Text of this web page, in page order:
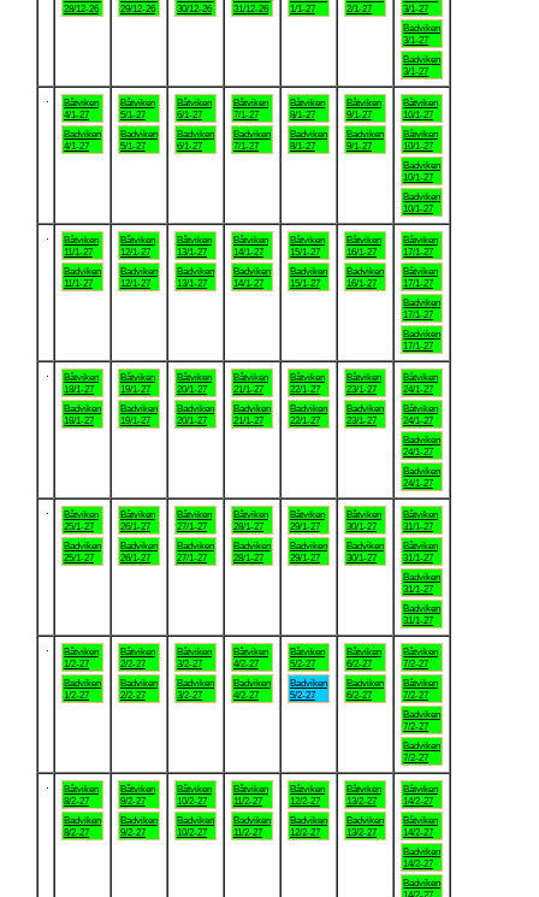
28/12-26
29/12-26
30/12-26
31/12-26
1/1-27
2/1-27
3/1-27
Badviken
3/1-27
Badviken
3/1-27
Båtviken
4/1-27
Badviken
4/1-27
Båtviken
5/1-27
Badviken
5/1-27
Båtviken
6/1-27
Badviken
6/1-27
Båtviken
7/1-27
Badviken
7/1-27
Båtviken
8/1-27
Badviken
8/1-27
Båtviken
9/1-27
Badviken
9/1-27
Båtviken
10/1-27
Båtviken
10/1-27
Badviken
10/1-27
Badviken
10/1-27
Båtviken
11/1-27
Badviken
11/1-27
Båtviken
12/1-27
Badviken
12/1-27
Båtviken
13/1-27
Badviken
13/1-27
Båtviken
14/1-27
Badviken
14/1-27
Båtviken
15/1-27
Badviken
15/1-27
Båtviken
16/1-27
Badviken
16/1-27
Båtviken
17/1-27
Båtviken
17/1-27
Badviken
17/1-27
Badviken
17/1-27
Båtviken
18/1-27
Badviken
18/1-27
Båtviken
19/1-27
Badviken
19/1-27
Båtviken
20/1-27
Badviken
20/1-27
Båtviken
21/1-27
Badviken
21/1-27
Båtviken
22/1-27
Badviken
22/1-27
Båtviken
23/1-27
Badviken
23/1-27
Båtviken
24/1-27
Båtviken
24/1-27
Badviken
24/1-27
Badviken
24/1-27
Båtviken
25/1-27
Badviken
25/1-27
Båtviken
26/1-27
Badviken
26/1-27
Båtviken
27/1-27
Badviken
27/1-27
Båtviken
28/1-27
Badviken
28/1-27
Båtviken
29/1-27
Badviken
29/1-27
Båtviken
30/1-27
Badviken
30/1-27
Båtviken
31/1-27
Båtviken
31/1-27
Badviken
31/1-27
Badviken
31/1-27
Båtviken
1/2-27
Badviken
1/2-27
Båtviken
2/2-27
Badviken
2/2-27
Båtviken
3/2-27
Badviken
3/2-27
Båtviken
4/2-27
Badviken
4/2-27
Båtviken
5/2-27
Badviken
5/2-27
Båtviken
6/2-27
Badviken
6/2-27
Båtviken
7/2-27
Båtviken
7/2-27
Badviken
7/2-27
Badviken
7/2-27
Båtviken
8/2-27
Badviken
8/2-27
Båtviken
9/2-27
Badviken
9/2-27
Båtviken
10/2-27
Badviken
10/2-27
Båtviken
11/2-27
Badviken
11/2-27
Båtviken
12/2-27
Badviken
12/2-27
Båtviken
13/2-27
Badviken
13/2-27
Båtviken
14/2-27
Båtviken
14/2-27
Badviken
14/2-27
Badviken
14/2-27